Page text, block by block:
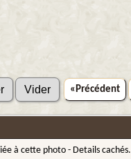
«Précédent
à cette photo - Details cachés.